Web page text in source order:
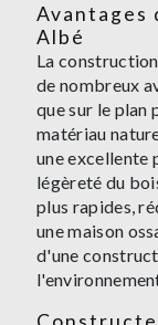
Avantages
Albé
La
de nombreux
que sur le plan
matériau
une excellente
légèreté du
plus rapides,
une maison
d'une